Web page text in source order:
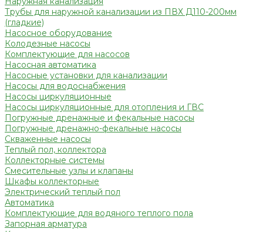
Трубы для наружной канализации из ПВХ Д110-200мм
(гладкие)
Насосное оборудование
Колодезные насосы
Комплектующие для насосов
Насосная автоматика
Насосные установки для канализации
Насосы для водоснабжения
Насосы циркуляционные
Насосы циркуляционные для отопления и ГВС
Погружные дренажные и фекальные насосы
Погружные дренажно-фекальные насосы
Скваженные насосы
Теплый пол, коллектора
Коллекторные системы
Смесительные узлы и клапаны
Шкафы коллекторные
Электрический теплый пол
Автоматика
Комплектующие для водяного теплого пола
Запорная арматура